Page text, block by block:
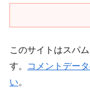
このサイトはスパ
す。
コメントデー
い。